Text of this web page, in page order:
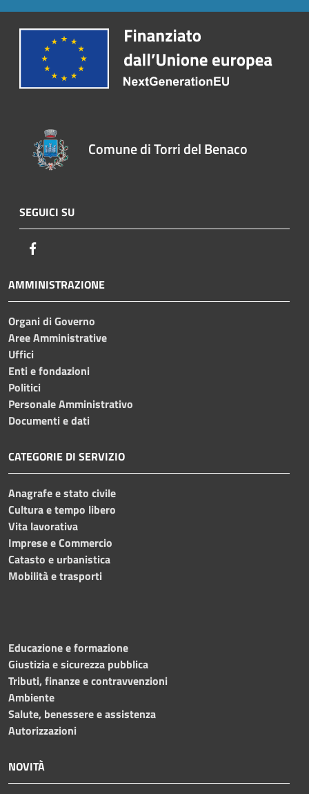
Comune di Torri del Benaco
SEGUICI SU
AMMINISTRAZIONE
Organi di Governo
Aree Amministrative
Uffici
Enti e fondazioni
Politici
Personale Amministrativo
Documenti e dati
CATEGORIE DI SERVIZIO
Anagrafe e stato civile
Cultura e tempo libero
Vita lavorativa
Imprese e Commercio
Catasto e urbanistica
Mobilità e trasporti
Educazione e formazione
Giustizia e sicurezza pubblica
Tributi, finanze e contravvenzioni
Ambiente
Salute, benessere e assistenza
Autorizzazioni
NOVITÀ